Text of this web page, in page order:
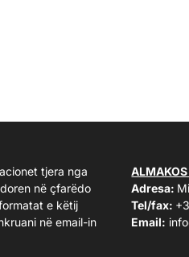
tjera nga
në çfarëdo
e këtij
në email-in
Adresa:
Tel/fax:
Email: